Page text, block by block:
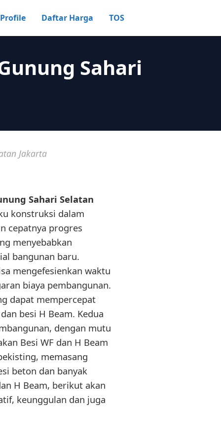
Profile Daftar Harga TOS
Sahari
Jakarta
Sahari Selatan
konstruksi dalam
cepatnya progres
menyebabkan
bangunan baru.
mengefesienkan waktu
biaya pembangunan.
dapat mempercepat
besi H Beam. Kedua
dengan mutu
Besi WF dan H Beam
memasang
beton dan banyak
H Beam, berikut akan
keunggulan dan juga